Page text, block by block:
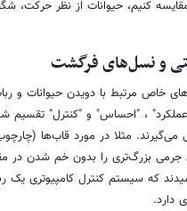
کنیم، حیوانات از نظر حرکت،
و نسل‌های فرگشت
خاص مرتبط با دویدن حیوانات و
، "احساس" و "کنترل" تقسیم
می‌گیرند. مثلا در مورد قاب‌ها
جرمی بزرگ‌تری را بدون خم شدن در
که سیستم کنترل کامپیوتری یک
دارد.